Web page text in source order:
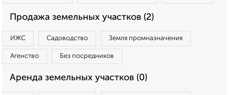
Продажа земельных участков (2)
ИЖС Садоводство Земля промназначения
Агенство Без посредников
Аренда земельных участков (0)